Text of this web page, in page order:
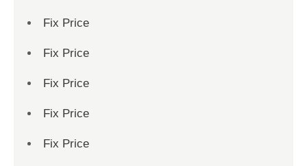
Fix Price
Fix Price
Fix Price
Fix Price
Fix Price